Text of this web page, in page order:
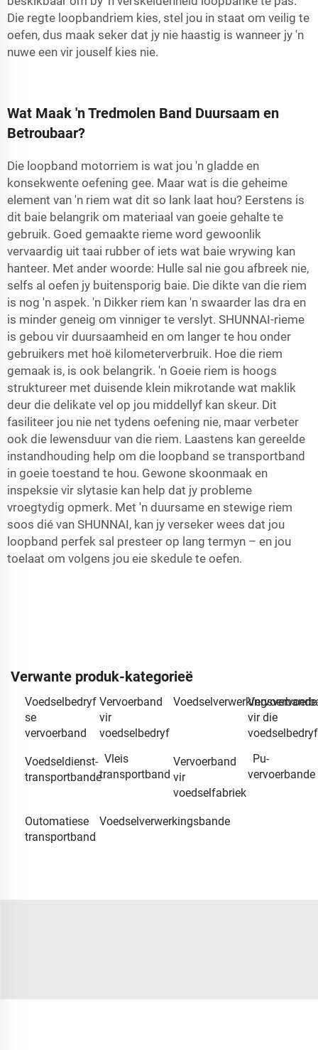
Die regte loopbandriem kies, stel jou in staat om veilig te
oefen, dus maak seker dat jy nie haastig is wanneer jy 'n
nuwe een vir jouself kies nie.
Wat Maak 'n Tredmolen Band Duursaam en
Betroubaar?
Die loopband motorriem is wat jou 'n gladde en
konsekwente oefening gee. Maar wat is die geheime
element van 'n riem wat dit so lank laat hou? Eerstens is
dit baie belangrik om materiaal van goeie gehalte te
gebruik. Goed gemaakte rieme word gewoonlik
vervaardig uit taai rubber of iets wat baie wrywing kan
hanteer. Met ander woorde: Hulle sal nie gou afbreek nie,
selfs al oefen jy buitensporig baie. Die dikte van die riem
is nog 'n aspek. 'n Dikker riem kan 'n swaarder las dra en
is minder geneig om vinniger te verslyt. SHUNNAI-rieme
is gebou vir duursaamheid en om langer te hou onder
gebruikers met hoë kilometerverbruik. Hoe die riem
gemaak is, is ook belangrik. 'n Goeie riem is hoogs
struktureer met duisende klein mikrotande wat maklik
deur die delikate vel op jou middellyf kan skeur. Dit
fasiliteer jou nie net tydens oefening nie, maar verbeter
ook die lewensduur van die riem. Laastens kan gereelde
instandhouding help om die loopband se transportband
in goeie toestand te hou. Gewone skoonmaak en
inspeksie vir slytasie kan help dat jy probleme
vroegtydig opmerk. Met 'n duursame en stewige riem
soos dié van SHUNNAI, kan jy verseker wees dat jou
loopband perfek sal presteer op lang termyn – en jou
toelaat om volgens jou eie skedule te oefen.
Verwante produk-kategorieë
Voedselbedryf
se
vervoerband
Vervoerband
vir
voedselbedryf
Vervoerbande
vir die
voedselbedryf
Voedseldienst-
transportbande
Vleis
transportband
Vervoerband
vir
voedselfabriek
Pu-
vervoerbande
Outomatiese
transportband
Voedselverwerkingsbande